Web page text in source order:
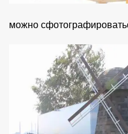
можно